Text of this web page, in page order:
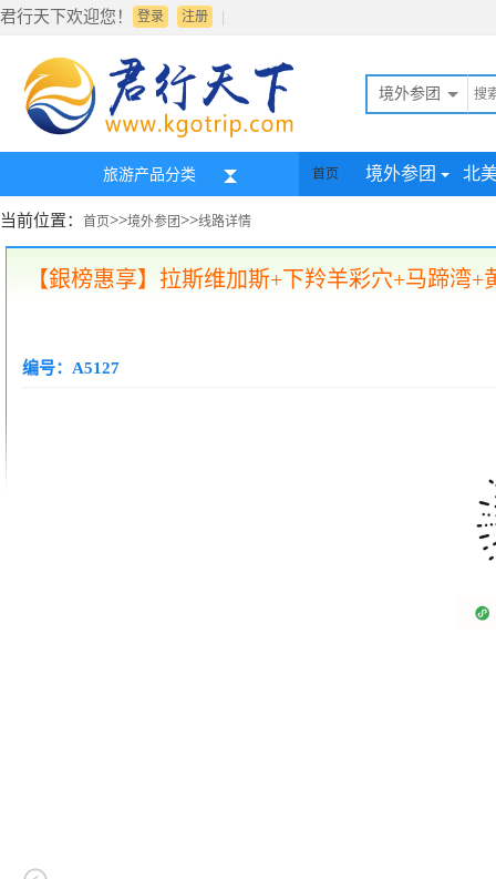
君行天下欢迎您！ 登录 |
注册
境外参团
旅游产品分类 首页 境外参团 北
当前位置： 首页>>境外参团>>线路详情
【銀榜惠享】拉斯维加斯+下羚羊彩穴+马蹄湾
编号：A5127